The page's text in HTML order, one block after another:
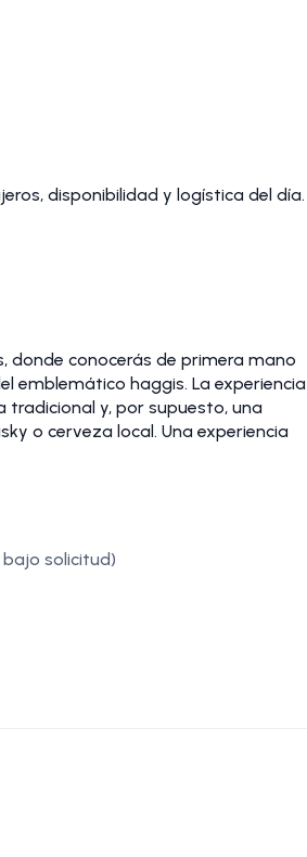
disponibilidad y logística del día.
donde conocerás de primera mano
emblemático haggis. La experiencia
tradicional y, por supuesto, una
o cerveza local. Una experiencia
solicitud)